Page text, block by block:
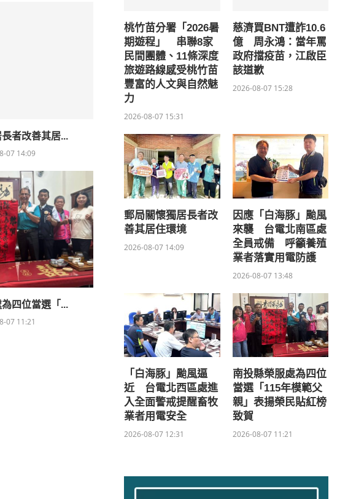
者改善其居...
07 14:09
四位當選「...
07 11:21
桃竹苗分署「2026暑
期遊程」 串聯8家
民間團體、11條深度
旅遊路線感受桃竹苗
豐富的人文與自然魅
力
2026-08-07 15:31
慈濟買BNT遭詐10.6
億 周永鴻：當年罵
政府擋疫苗，江啟臣
該道歉
2026-08-07 15:28
郵局關懷獨居長者改
善其居住環境
2026-08-07 14:09
因應「白海豚」颱風
來襲 台電北南區處
全員戒備 呼籲養殖
業者落實用電防護
2026-08-07 13:48
「白海豚」颱風逼
近 台電北西區處進
入全面警戒提醒畜牧
業者用電安全
2026-08-07 12:31
南投縣榮服處為四位
當選「115年模範父
親」表揚榮民貼紅榜
致賀
2026-08-07 11:21